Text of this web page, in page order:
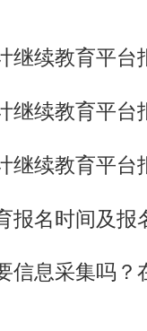
继续教育平台
继续教育平台
继续教育平台
报名时间及报
信息采集吗？